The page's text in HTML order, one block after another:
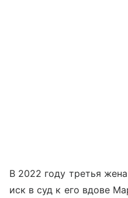
В 2022 году третья
иск в суд к его вдове